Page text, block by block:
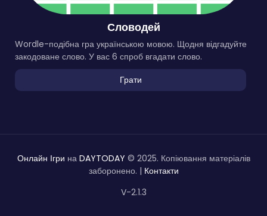
Словодей
Wordle-подібна гра українською мовою. Щодня відгадуйте
закодоване слово. У вас 6 спроб вгадати слово.
Грати
Онлайн Ігри на DAYTODAY © 2025. Копіювання матеріалів
заборонено. | Контакти
V-2.1.3